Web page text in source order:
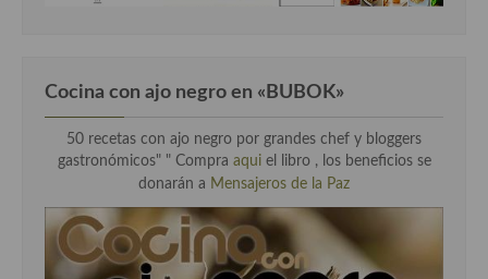
Cocina con ajo negro en «BUBOK»
50 recetas con ajo negro por grandes chef y bloggers
gastronómicos" " Compra aqui el libro , los beneficios se
donarán a Mensajeros de la Paz